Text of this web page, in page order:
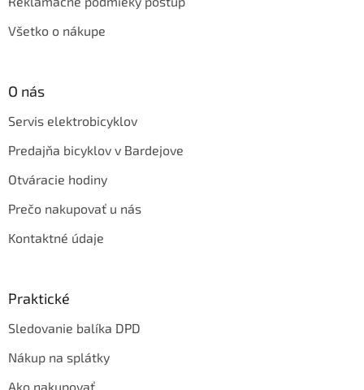
Všetko o nákupe
O nás
Servis elektrobicyklov
Predajňa bicyklov v Bardejove
Otváracie hodiny
Prečo nakupovať u nás
Kontaktné údaje
Praktické
Sledovanie balíka DPD
Nákup na splátky
Ako nakupovať